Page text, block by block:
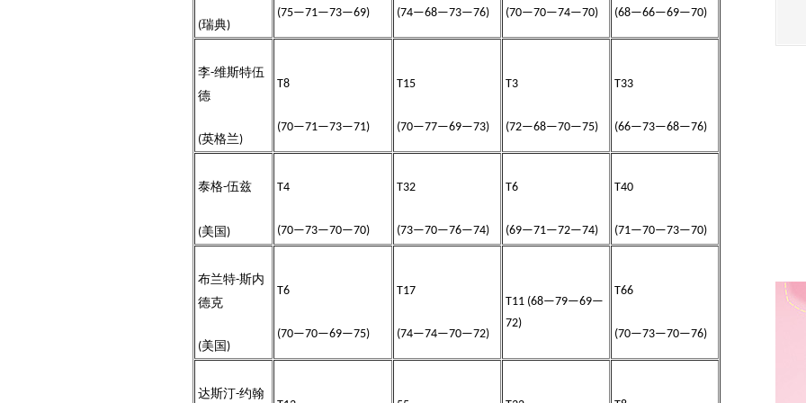
(瑞典)
(75—71—73—69) (74—68—73—76) (70—70—74—70) (68—66—69—70)
李-维斯特伍
德
(英格兰)
T8
(70—71—73—71)
T15
(70—77—69—73)
T3
(72—68—70—75)
T33
(66—73—68—76)
泰格-伍兹
(美国 )
T4
(70—73—70—70)
T32
(73—70—76—74)
T6
(69—71—72—74)
T40
(71—70—73—70)
布兰特-斯内
德克
(美国 )
T6
(70—70—69—75)
T17
(74—74—70—72)
T11 (68—79—69—
72)
T66
(70—73—70—76)
达斯汀-约翰